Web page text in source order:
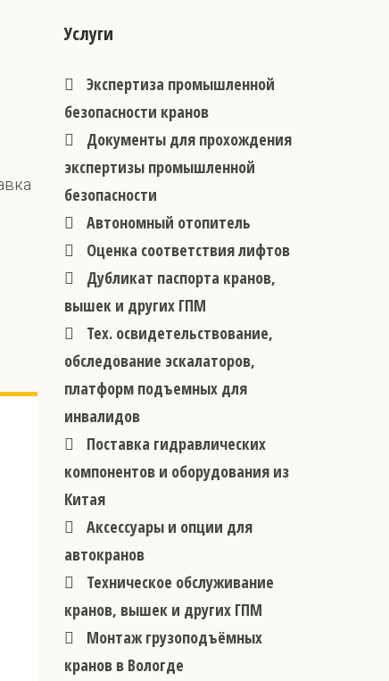
Услуги
Экспертиза промышленной
безопасности кранов
Документы для прохождения
экспертизы промышленной
безопасности
Автономный отопитель
Оценка соответствия лифтов
Дубликат паспорта кранов,
вышек и других ГПМ
Тех. освидетельствование,
обследование эскалаторов,
платформ подъемных для
инвалидов
Поставка гидравлических
компонентов и оборудования из
Китая
Аксессуары и опции для
автокранов
Техническое обслуживание
кранов, вышек и других ГПМ
Монтаж грузоподъёмных
кранов в Вологде